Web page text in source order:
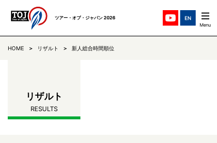
ツアー・オブ・ジャパン 2026
ステージ紹介 STAGES
ニュース NEWS
HOME リザルト 新人総合時間順位
リザルト
RESULTS